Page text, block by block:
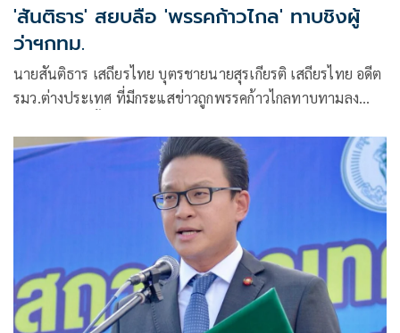
'สันติธาร'​ สยบลือ​ 'พรรคก้าวไกล'​ ทาบชิงผู้
ว่าฯกทม.
นายสันติธาร เสถียรไทย บุตรชายนายสุรเกียรติ เสถียรไทย อดีต
รมว.ต่างประเทศ ที่มีกระแสข่าวถูกพรรคก้าวไกลทาบทามลง